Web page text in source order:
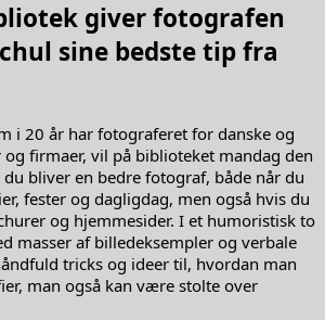
giver fotografen
sine bedste tip fra
i 20 år har fotograferet for danske og
firmaer, vil på biblioteket mandag den
bliver en bedre fotograf, både når du
fester og dagligdag, men også hvis du
og hjemmesider. I et humoristisk to
masser af billedeksempler og verbale
tricks og ideer til, hvordan man
man også kan være stolte over